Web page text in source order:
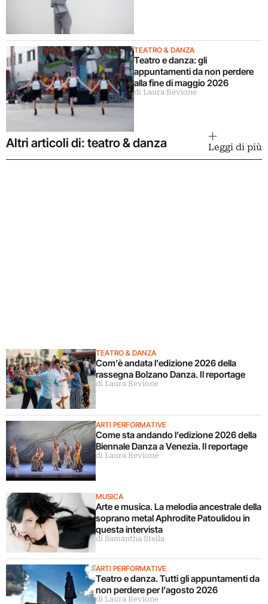
TEATRO & DANZA
Teatro e danza: gli
appuntamenti da non perdere
alla fine di maggio 2026
di Laura Bevione
Altri articoli di: teatro & danza Leggi di più
TEATRO & DANZA
Com’è andata l’edizione 2026 della
rassegna Bolzano Danza. Il reportage
di Laura Bevione
ARTI PERFORMATIVE
Come sta andando l’edizione 2026 della
Biennale Danza a Venezia. Il reportage
di Laura Bevione
MUSICA
Arte e musica. La melodia ancestrale della
soprano metal Aphrodite Patoulidou in
questa intervista
di Samantha Stella
ARTI PERFORMATIVE
Teatro e danza. Tutti gli appuntamenti da
non perdere per l’agosto 2026
di Laura Bevione